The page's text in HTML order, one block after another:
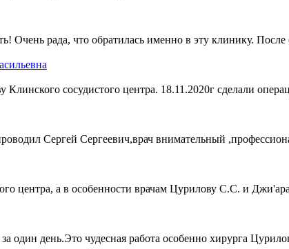
Очень рада, что обратилась именно в эту клинику.
Клинского сосудистого центра. 18.11.2020г сделали
Сергей Сергеевич,врач внимательный
центра, а в особенности врачам Цурилову С.С. и
один день.Это чудесная работа особенно хирурга